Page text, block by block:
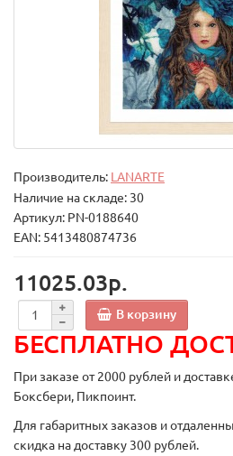
Производитель: LANARTE
Наличие на складе: 30
Артикул: PN-0188640
EAN: 5413480874736
11025.03р.
В корзину
БЕСПЛАТНО
При заказе от 2000 рублей и
Боксбери, Пикпоинт.
Для габаритных заказов и
скидка на доставку 300 рублей.